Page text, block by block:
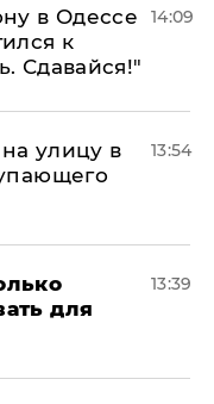
в Одессе
к
Сдавайся!"
14:09
улицу в
13:54
для
13:39